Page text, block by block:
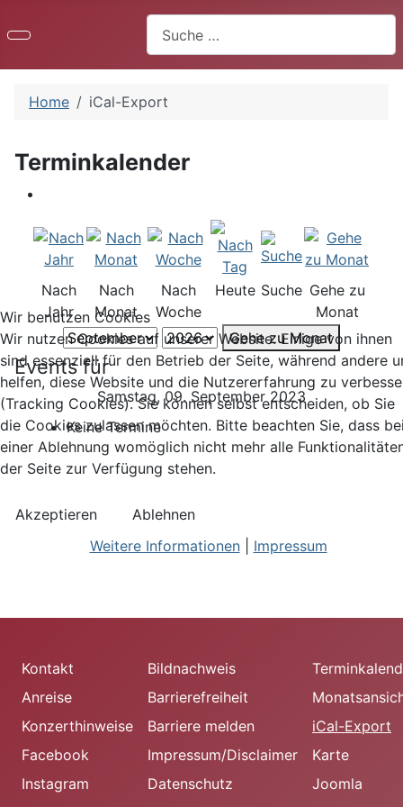
Home iCal-Export
Terminkalender
Nach
Jahr
Nach
Monat
Nach
Woche
Heute Suche Gehe zu
Monat
Gehe zu Monat
Events für
Samstag, 09. September 2023
Keine Termine
Kontakt
Anreise
Konzerthinweise
Facebook
Instagram
Bildnachweis
Barrierefreiheit
Barriere melden
Impressum/Disclaimer
Datenschutz
iCal-Export
Karte
Joomla
Wir benutzen Cookies
Wir nutzen Cookies auf unserer Website. Einige von ihnen
sind essenziell für den Betrieb der Seite, während andere
helfen, diese Website und die Nutzererfahrung zu
(Tracking Cookies). Sie können selbst entscheiden, ob Sie
die Cookies zulassen möchten. Bitte beachten Sie, dass
einer Ablehnung womöglich nicht mehr alle
der Seite zur Verfügung stehen.
Akzeptieren
Ablehnen
Weitere Informationen| Impressum